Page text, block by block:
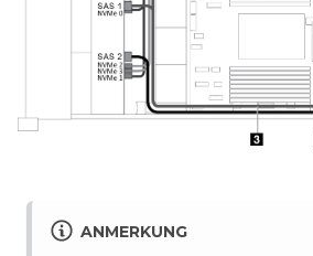
ANMERKUNG